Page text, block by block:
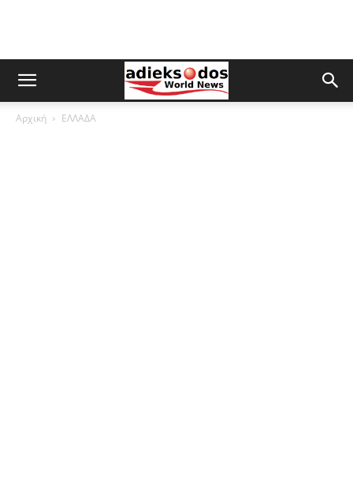
Αρχική ΕΛΛΑΔΑ